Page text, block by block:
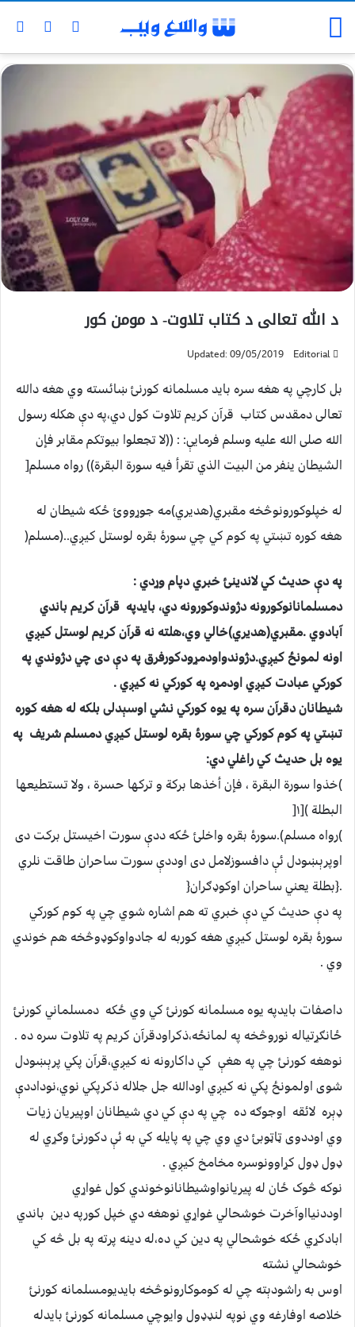
د الله تعالی د کتاب تلاوت- د مومن کور
Editorial
Updated: 09/05/2019
بل کارچي په هغه سره بايد مسلمانه کورنئ ښائسته وي هغه دالله
تعالی دمقدس کتاب قرآن کريم تلاوت کول دي،په دې هکله رسول
الله صلی الله عليه وسلم فرمايې: : ((لا تجعلوا بيوتكم مقابر فإن
الشيطان ينفر من البيت الذي تقرأ فيه سورة البقرة)) رواه مسلم[
له خپلوکورونوڅخه مقبري(هديري)مه جوړووئ ځکه شيطان له
هغه کوره تښتي په کوم کي چي سورۀ بقره لوستل کيږي..(مسلم(
په دې حديث کي لاندينئ خبري دپام وړدي :
دمسلمانانوکورونه دژوندوکورونه دي، بايدپه قرآن کريم باندي
آبادوي .مقبري(هديري)خالي وي،هلته نه قرآن کريم لوستل کيږي
اونه لمونځ کيږي.دژوندواودمړودکورفرق په دې دی چي دژوندي په
کورکي عبادت کيږي اودمړه په کورکي نه کيږي .
شيطانان دقرآن سره په يوه کورکي نشي اوسېدلی بلکه له هغه کوره
تښتي په کوم کورکي چي سورۀ بقره لوستل کيږي دمسلم شريف په
يوه بل حديث کي راغلي دي:
)خذوا سورة البقرة ، فإن أخذها بركة و تركها حسرة ، ولا تستطيعها
البطلة )[۱[
)رواه مسلم).سورۀ بقره واخلئ ځکه ددې سورت اخيستل برکت دی
اوپرېښودل ئې دافسوزلامل دی اوددې سورت ساحران طاقت نلري
.{بطلة يعني ساحران اوکوډګران{
په دې حديث کي دې خبري ته هم اشاره شوي چي په کوم کورکي
سورۀ بقره لوستل کيږي هغه کوربه له جادواوکوډوڅخه هم خوندي
وي .
داصفات بايدپه یوه مسلمانه کورنئ کي وي ځکه دمسلماني کورنئ
ځانګړتياله نوروڅخه په لمانځه،ذکراودقرآن کريم په تلاوت سره ده .
نوهغه کورنئ چي په هغې کي داکارونه نه کيږي،قرآن پکي پرېښودل
شوی اولمونځ پکي نه کيږي اودالله جل جلاله ذکرپکي نوي،نوداددې
ډېره لائقه اوجوګه ده چي په دې کي دي شيطانان اوپيريان زيات
وي اوددوی ټاټوبئ دي وي چي په پايله کي به ئې دکورنئ وګړي له
ډول ډول کړاوونوسره مخامخ کيږي .
نوکه څوک ځان له پيريانواوشيطانانوخوندي کول غواړي
اوددنيااوآخرت خوشحالي غواړي نوهغه دي خپل کورپه دين باندي
ابادکړي ځکه خوشحالي په دين کي ده،له دينه پرته په بل څه کي
خوشحالي نشته
اوس به راشودېته چي له کوموکارونوڅخه بايديومسلمانه کورنئ
خلاصه اوفارغه وي نوپه لنډډول وايوچي مسلمانه کورنئ بايدله